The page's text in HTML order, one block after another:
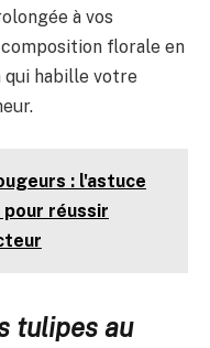
à vos
florale en
habille votre
: l'astuce
réussir
tulipes au